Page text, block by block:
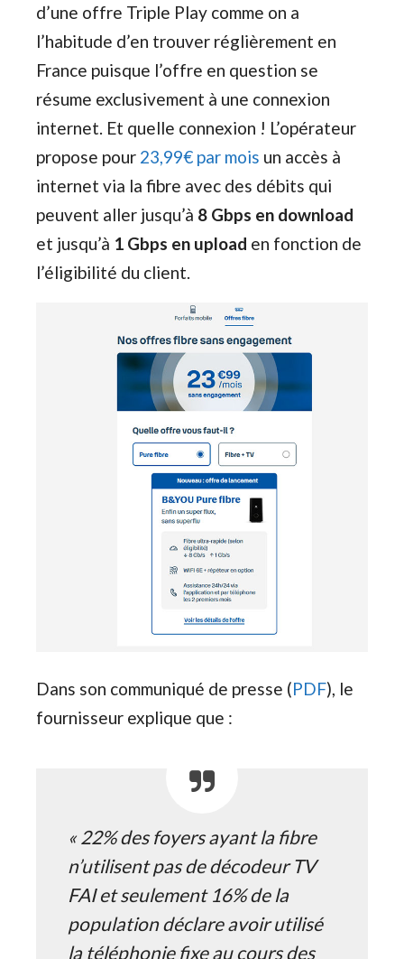
d’une offre Triple Play comme on a
l’habitude d’en trouver réglièrement en
France puisque l’offre en question se
résume exclusivement à une connexion
internet. Et quelle connexion ! L’opérateur
propose pour 23,99€ par mois un accès à
internet via la fibre avec des débits qui
peuvent aller jusqu’à 8 Gbps en download
et jusqu’à 1 Gbps en upload en fonction de
l’éligibilité du client.
Dans son communiqué de presse (PDF), le
fournisseur explique que :
« 22% des foyers ayant la fibre
n’utilisent pas de décodeur TV
FAI et seulement 16% de la
population déclare avoir utilisé
la téléphonie fixe au cours des